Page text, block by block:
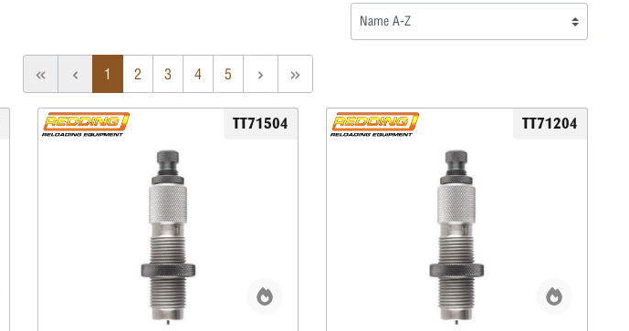
1 2 3 4 5
TT71504 TT71204